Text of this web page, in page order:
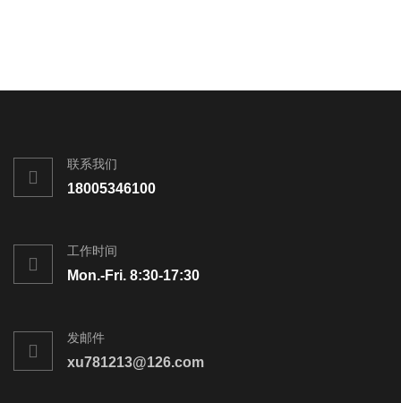
联系我们
18005346100
工作时间
Mon.-Fri. 8:30-17:30
发邮件
xu781213@126.com